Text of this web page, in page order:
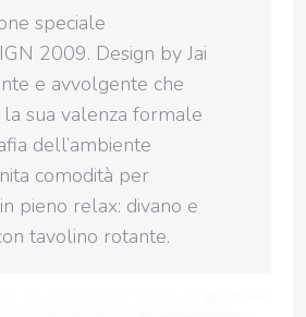
speciale
2009. Design by Jai
e avvolgente che
sua valenza formale
dell’ambiente
comodità per
pieno relax: divano e
tavolino rotante.